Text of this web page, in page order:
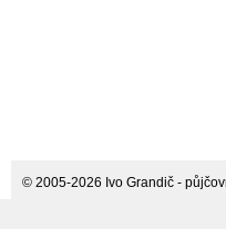
© 2005-2026 Ivo Grandič -